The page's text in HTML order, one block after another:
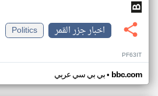
اخبار جزر القمر
Politics
PF63IT
بي بي سي عربي• bbc.com